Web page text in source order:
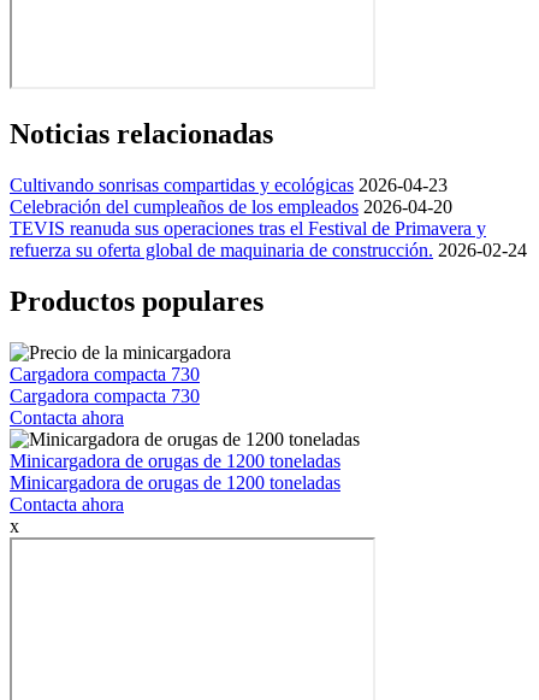
Noticias relacionadas
Cultivando sonrisas compartidas y ecológicas 2026-04-23
Celebración del cumpleaños de los empleados 2026-04-20
TEVIS reanuda sus operaciones tras el Festival de Primavera y
refuerza su oferta global de maquinaria de construcción. 2026-02-24
Productos populares
Cargadora compacta 730
Cargadora compacta 730
Contacta ahora
Minicargadora de orugas de 1200 toneladas
Minicargadora de orugas de 1200 toneladas
Contacta ahora
x